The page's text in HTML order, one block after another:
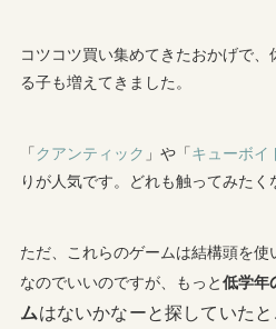
コツコツ買い集めてきたおかげで
る子も増えてきました。
「クアンティック 」や「キューボイ
りが人気です。どれも触ってみたく
ただ、これらのゲームは結構頭を
なのでいいのですが、もっと低学年
ムはないかなーと探していた